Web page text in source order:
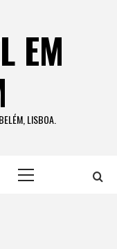
EM
LISBOA.